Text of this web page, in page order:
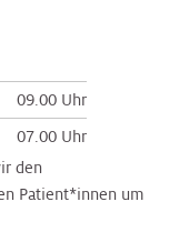
09.00 Uhr
07.00 Uhr
den
Patient*innen um